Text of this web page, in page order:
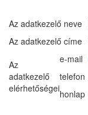
Az adatkezelő neve
Az adatkezelő címe
Az
adatkezelő
elérhetőségei
e-mail
telefon
honlap